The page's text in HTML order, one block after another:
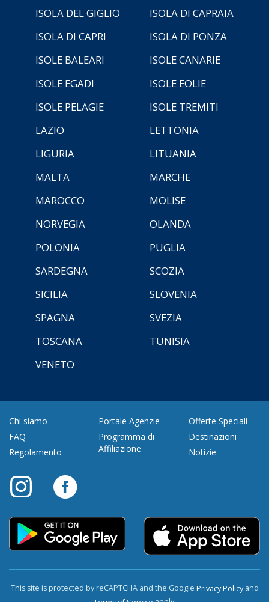
ISOLA DEL GIGLIO
ISOLA DI CAPRAIA
ISOLA DI CAPRI
ISOLA DI PONZA
ISOLE BALEARI
ISOLE CANARIE
ISOLE EGADI
ISOLE EOLIE
ISOLE PELAGIE
ISOLE TREMITI
LAZIO
LETTONIA
LIGURIA
LITUANIA
MALTA
MARCHE
MAROCCO
MOLISE
NORVEGIA
OLANDA
POLONIA
PUGLIA
SARDEGNA
SCOZIA
SICILIA
SLOVENIA
SPAGNA
SVEZIA
TOSCANA
TUNISIA
VENETO
Chi siamo
FAQ
Regolamento
Portale Agenzie
Programma di
Affiliazione
Offerte Speciali
Destinazioni
Notizie
This site is protected by reCAPTCHA and the Google Privacy Policyand